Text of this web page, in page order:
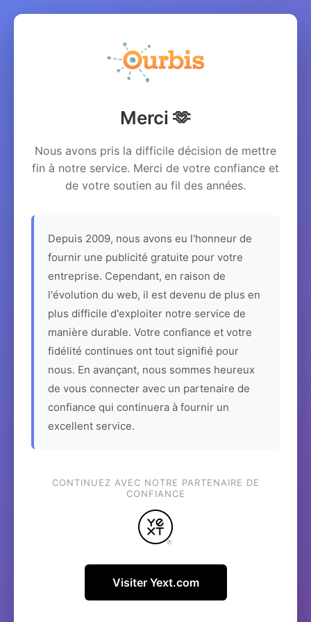
Merci 🫶
Nous avons pris la difficile décision de mettre
fin à notre service. Merci de votre confiance et
de votre soutien au fil des années.
Depuis 2009, nous avons eu l'honneur de
fournir une publicité gratuite pour votre
entreprise. Cependant, en raison de
l'évolution du web, il est devenu de plus en
plus difficile d'exploiter notre service de
manière durable. Votre confiance et votre
fidélité continues ont tout signifié pour
nous. En avançant, nous sommes heureux
de vous connecter avec un partenaire de
confiance qui continuera à fournir un
excellent service.
CONTINUEZ AVEC NOTRE PARTENAIRE DE
CONFIANCE
Visiter Yext.com